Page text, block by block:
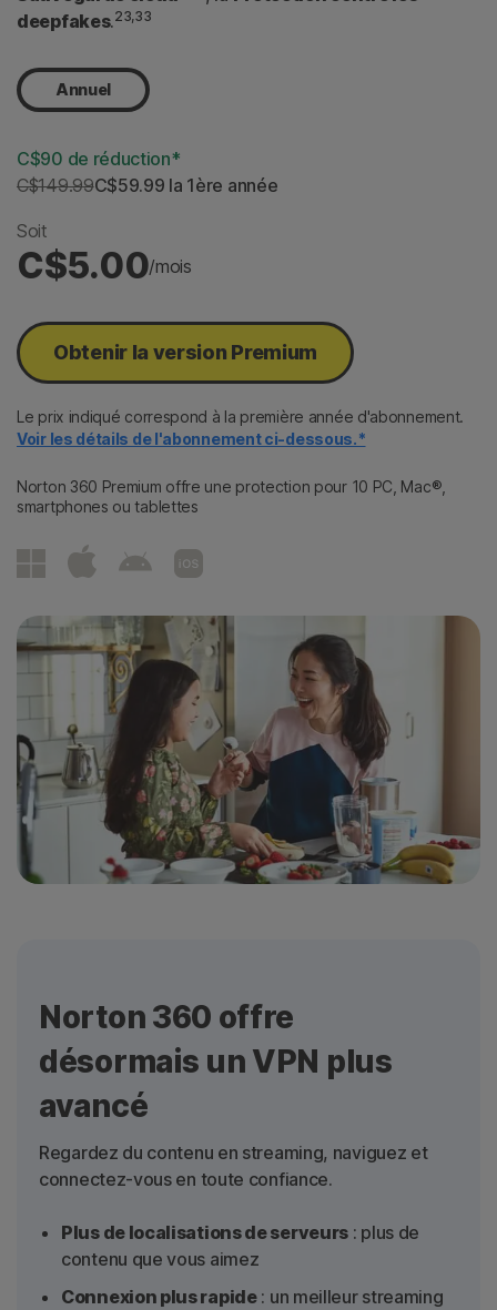
deepfakes.23,33
Annuel
C$90 de réduction*
C$149.99C$59.99 la 1ère année
Soit
C$5.00/mois
Obtenir la version Premium
Le prix indiqué correspond à la première année d'abonnement.
Voir les détails de l'abonnement ci-dessous.*
Norton 360 Premium offre une protection pour 10 PC, Mac®,
smartphones ou tablettes
Norton 360 offre
désormais un VPN plus
avancé
Regardez du contenu en streaming, naviguez et
connectez-vous en toute confiance.
Plus de localisations de serveurs : plus de
contenu que vous aimez
Connexion plus rapide: un meilleur streaming